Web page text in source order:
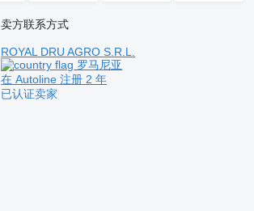
卖方联系方式
ROYAL DRU AGRO S.R.L.
罗马尼亚
在 Autoline 注册 2 年
已认证卖家